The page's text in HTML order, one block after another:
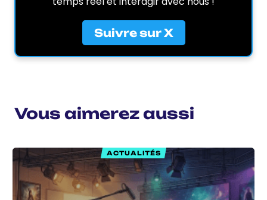
Suivre sur X
Vous aimerez aussi
ACTUALITÉS